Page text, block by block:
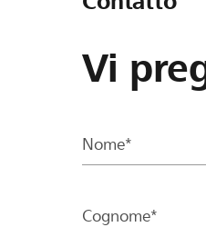
Vi
Nome*
Cognome*